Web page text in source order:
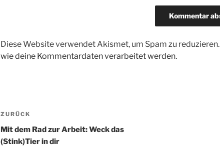
Diese Website verwendet Akismet, um Spam zu reduzieren.
wie deine Kommentardaten verarbeitet werden.
Beitragsnavigation
Vorheriger
Beitrag
ZURÜCK
Mit dem Rad zur Arbeit: Weck das
(Stink)Tier in dir